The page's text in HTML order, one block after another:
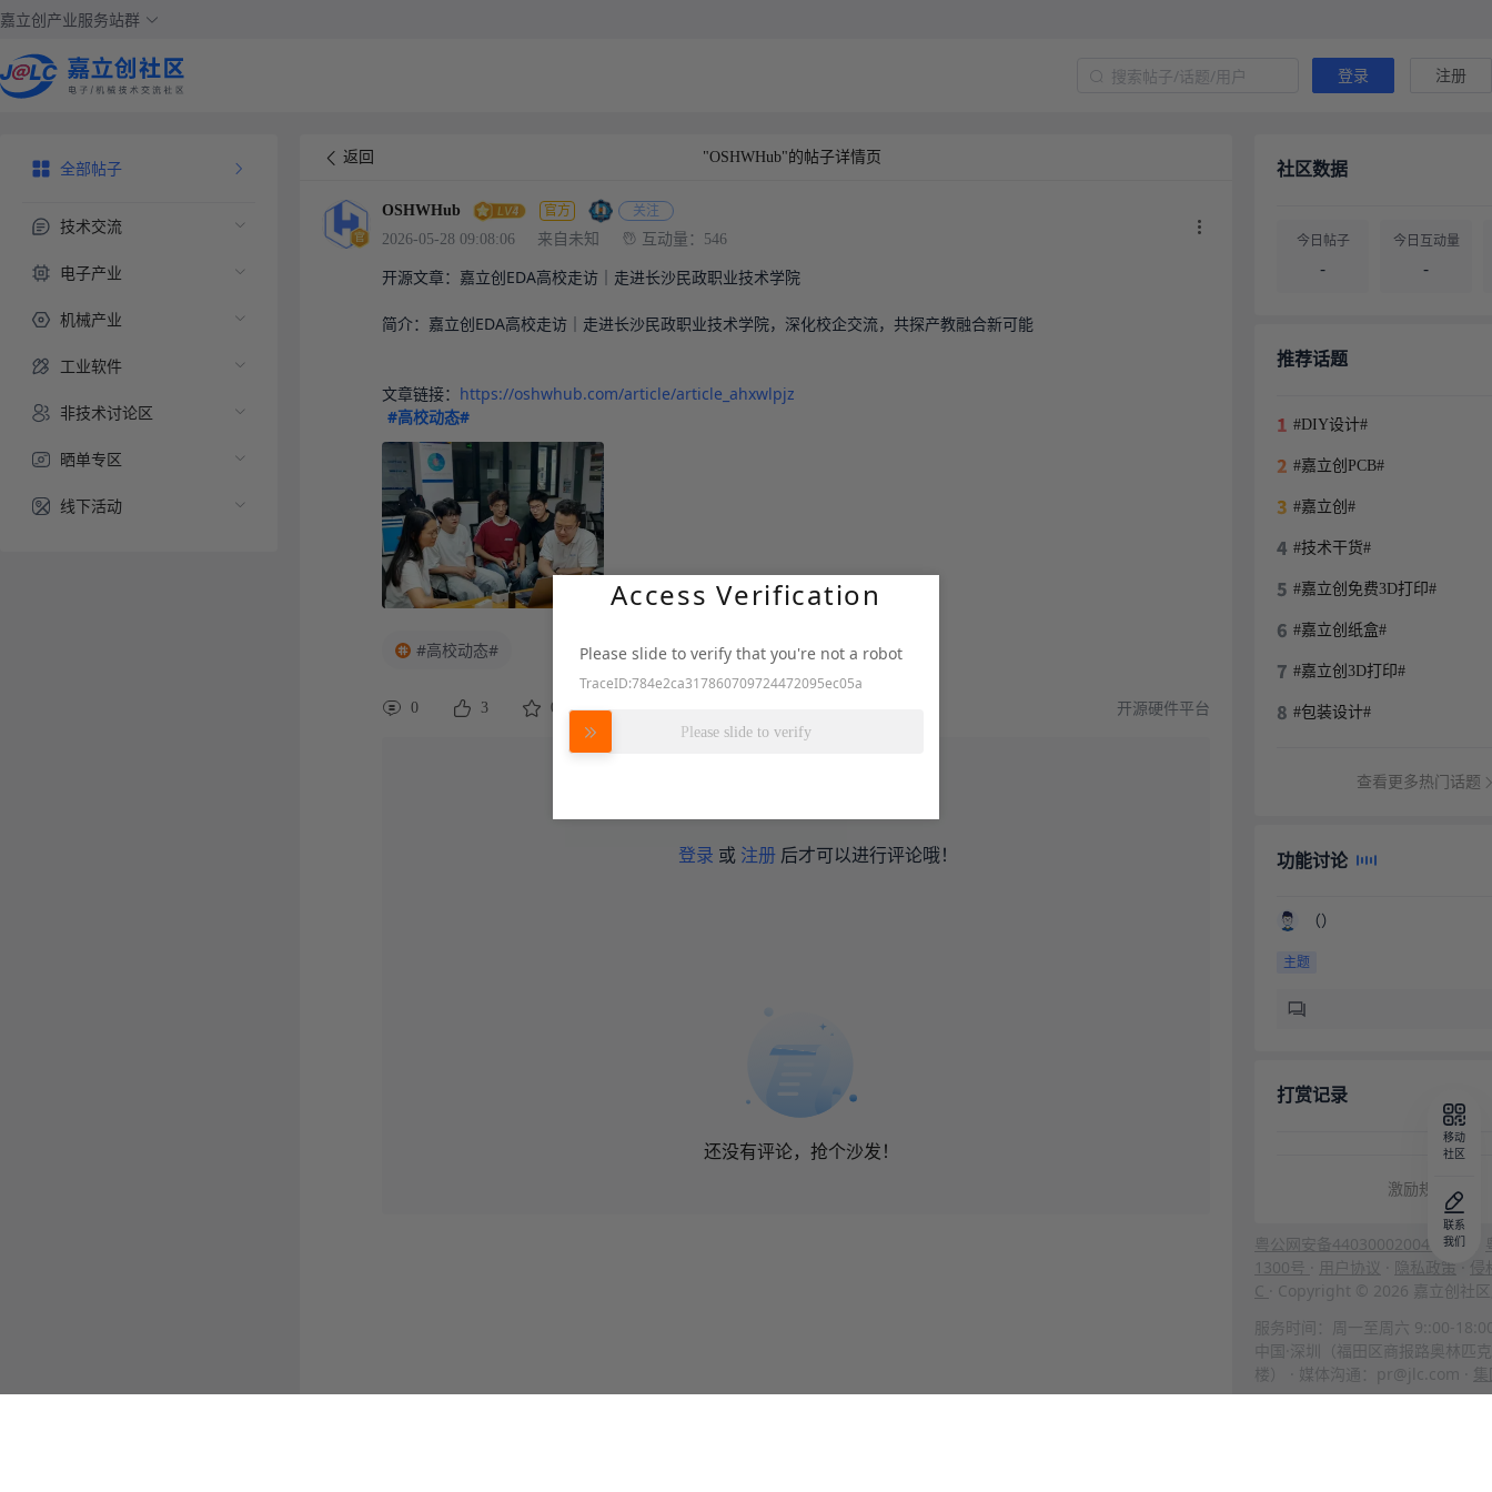
嘉立创产业服务站群
登录 注册
全部帖子
技术交流
电子产业
机械产业
工业软件
非技术讨论区
晒单专区
线下活动
返回 "OSHWHub"的帖子详情页
OSHWHub 官方 关注
2026-05-28 09:08:06 来自未知 互动量：546
开源文章：嘉立创EDA高校走访｜走进长沙民政职业技术学院
简介：嘉立创EDA高校走访｜走进长沙民政职业技术学院，深化校企交流，共探产教融合新可能
文章链接： https://oshwhub.com/article/article_ahxwlpjz
#高校动态#
#高校动态#
0 3 0 开源硬件平台
登录 或 注册 后才可以进行评论哦！
还没有评论，抢个沙发！
社区数据
今日帖子
-
今日互动量
-
-
推荐话题
#DIY设计#
#嘉立创PCB#
#嘉立创#
#技术干货#
#嘉立创免费3D打印#
#嘉立创纸盒#
#嘉立创3D打印#
#包装设计#
查看更多热门话题
功能讨论
（）
主题
打赏记录
激励规则
粤公网安备44030002004666号
1300号
用户协议 隐私政策 · 侵
C
· Copyright © 2026 嘉立创社
服务时间：周一至周六 9::00-
中国·深圳（福田区商报路奥林匹
楼） · 媒体沟通：pr@jlc.com ·
移动
社区
联系
我们
Access Verification
Please slide to verify that you're not a robot
TraceID:784e2ca317860709724472095ec05a
Please slide to verify